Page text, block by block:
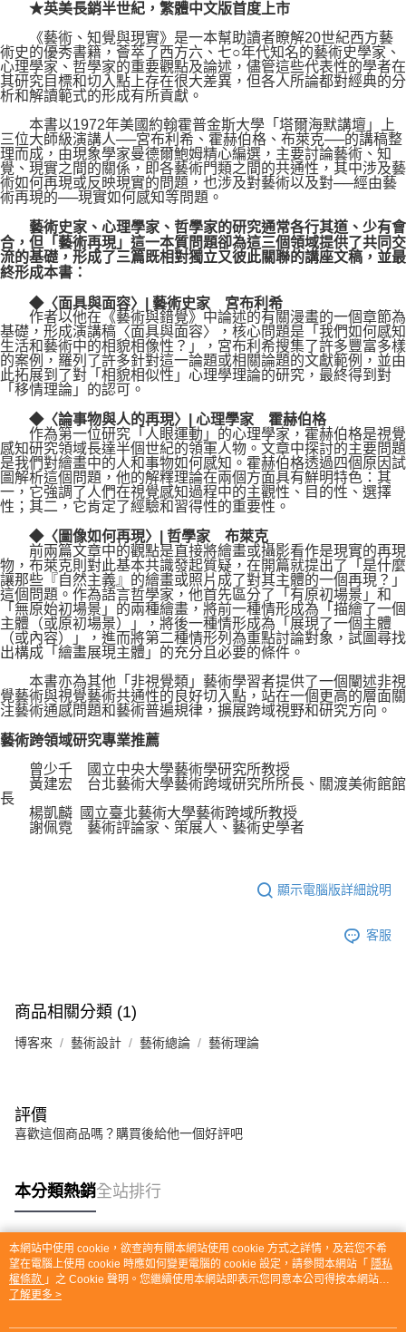
★英美長銷半世紀，繁體中文版首度上市
《藝術、知覺與現實》是一本幫助讀者瞭解20世紀西方藝
術史的優秀書籍，薈萃了西方六、七○年代知名的藝術史學家、
心理學家、哲學家的重要觀點及論述，儘管這些代表性的學者在
其研究目標和切入點上存在很大差異，但各人所論都對經典的分
析和解讀範式的形成有所貢獻。
本書以1972年美國約翰霍普金斯大學「塔爾海默講壇」上
三位大師級演講人──宮布利希、霍赫伯格、布萊克──的講稿整
理而成，由現象學家曼德爾鮑姆精心編選，主要討論藝術、知
覺、現實之間的關係，即各藝術門類之間的共通性，其中涉及藝
術如何再現或反映現實的問題，也涉及對藝術以及對──經由藝
術再現的──現實如何感知等問題。
藝術史家、心理學家、哲學家的研究通常各行其道、少有會
合，但「藝術再現」這一本質問題卻為這三個領域提供了共同交
流的基礎，形成了三篇既相對獨立又彼此關聯的講座文稿，並最
終形成本書：
◆〈面具與面容〉| 藝術史家 宮布利希
作者以他在《藝術與錯覺》中論述的有關漫畫的一個章節為
基礎，形成演講稿〈面具與面容〉，核心問題是「我們如何感知
生活和藝術中的相貌相像性？」，宮布利希搜集了許多豐富多樣
的案例，羅列了許多針對這一論題或相關論題的文獻範例，並由
此拓展到了對「相貌相似性」心理學理論的研究，最終得到對
「移情理論」的認可。
◆〈論事物與人的再現〉| 心理學家 霍赫伯格
作為第一位研究「人眼運動」的心理學家，霍赫伯格是視覺
感知研究領域長達半個世紀的領軍人物。文章中探討的主要問題
是我們對繪畫中的人和事物如何感知。霍赫伯格透過四個原因試
圖解析這個問題，他的解釋理論在兩個方面具有鮮明特色：其
一，它強調了人們在視覺感知過程中的主觀性、目的性、選擇
性；其二，它肯定了經驗和習得性的重要性。
◆〈圖像如何再現〉| 哲學家 布萊克
前兩篇文章中的觀點是直接將繪畫或攝影看作是現實的再現
物，布萊克則對此基本共識發起質疑，在開篇就提出了「是什麼
讓那些『自然主義』的繪畫或照片成了對其主體的一個再現？」
這個問題。作為語言哲學家，他首先區分了「有原初場景」和
「無原始初場景」的兩種繪畫，將前一種情形成為「描繪了一個
主體（或原初場景）」，將後一種情形成為「展現了一個主體
（或內容）」，進而將第二種情形列為重點討論對象，試圖尋找
出構成「繪畫展現主體」的充分且必要的條件。
本書亦為其他「非視覺類」藝術學習者提供了一個闡述非視
覺藝術與視覺藝術共通性的良好切入點，站在一個更高的層面關
注藝術通感問題和藝術普遍規律，擴展跨域視野和研究方向。
藝術跨領域研究專業推薦
曾少千 國立中央大學藝術學研究所教授
黃建宏 台北藝術大學藝術跨域研究所所長、關渡美術館館
長
楊凱麟 國立臺北藝術大學藝術跨域所教授
謝佩霓 藝術評論家、策展人、藝術史學者
顯示電腦版詳細說明
客服
商品相關分類 (1)
博客來 藝術設計 藝術總論 藝術理論
評價
喜歡這個商品嗎？購買後給他一個好評吧
本分類熱銷全站排行
熱門標籤
本網站中使用 cookie，欲查詢有關本網站使用 cookie 方式之詳情，及若您不希
望在電腦上使用 cookie 時應如何變更電腦的 cookie 設定，請參閱本網站「 隱私
權條款 」之 Cookie 聲明。您繼續使用本網站即表示您同意本公司得按本網站使
用條款之 Cookie 聲明使用 cookie。
了解更多 >